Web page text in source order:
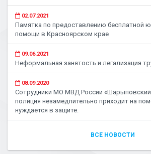
02.07.2021
Памятка по предоставлению бесплатной
помощи в Красноярском крае
09.06.2021
Неформальная занятость и легализация
08.09.2020
Сотрудники МО МВД России
полиция незамедлительно приходит на
нуждается в защите.
ВСЕ НОВОСТИ